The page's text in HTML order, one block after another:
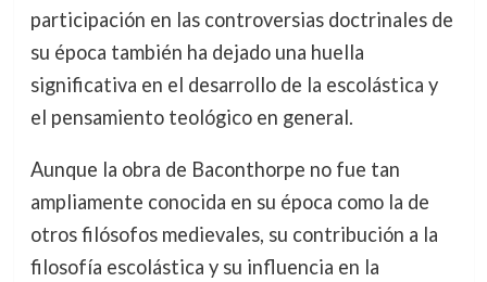
participación en las controversias doctrinales de
su época también ha dejado una huella
significativa en el desarrollo de la escolástica y
el pensamiento teológico en general.
Aunque la obra de Baconthorpe no fue tan
ampliamente conocida en su época como la de
otros filósofos medievales, su contribución a la
filosofía escolástica y su influencia en la